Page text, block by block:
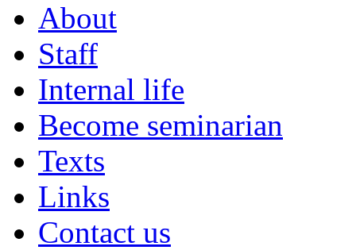
About
Staff
Internal life
Become seminarian
Texts
Links
Contact us